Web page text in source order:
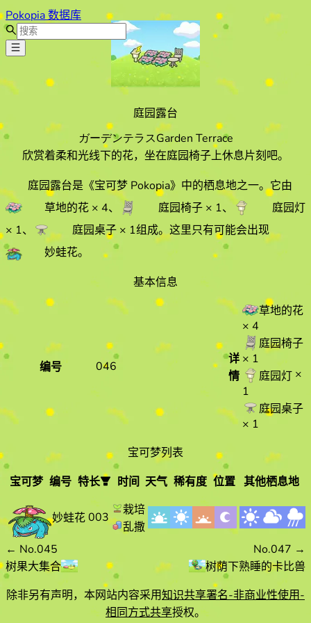
Pokopia 数据库
庭园露台
ガーデンテラスGarden Terrace
欣赏着柔和光线下的花，坐在庭园椅子上休息片刻吧。
庭园露台是《宝可梦 Pokopia》中的栖息地之一。它由
草地的花 × 4、 庭园椅子 × 1、
庭园灯
× 1、 庭园桌子 × 1组成。 这里只有可能会出现
妙蛙花。
基本信息
编号 046
详
情
草地的花
× 4
庭园椅子
× 1
庭园灯 ×
1
庭园桌子
× 1
宝可梦列表
宝可梦 编号 特长 时间 天气 稀有度 位置 其他栖息地
宝可梦
号
特长 时间 天气
妙蛙花003
栽培
乱撒
← No.045
树果大集合
No.047 →
树荫下熟睡的卡比兽
除非另有声明，本网站内容采用知识共享署名-非商业性使用-
相同方式共享授权。